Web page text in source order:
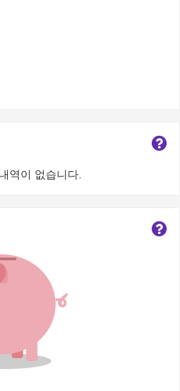
역이 없습니다.